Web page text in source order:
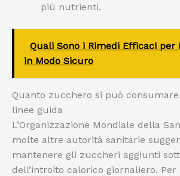
più nutrienti.
Quali Sono i Rimedi Efficaci per
in Modo Sicuro
Quanto zucchero si può
linee guida
L’Organizzazione Mondiale della
molte altre autorità sanitarie
mantenere gli zuccheri aggiunti
dell’introito calorico giornaliero.